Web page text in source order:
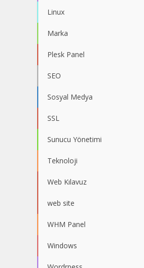
Linux
Marka
Plesk Panel
SEO
Sosyal Medya
SSL
Sunucu Yönetimi
Teknoloji
Web Kılavuz
web site
WHM Panel
Windows